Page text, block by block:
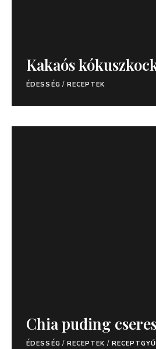
Kakaós
ÉDESSÉG / RECEPTEK
Chia puding
ÉDESSÉG / RECEPTEK /